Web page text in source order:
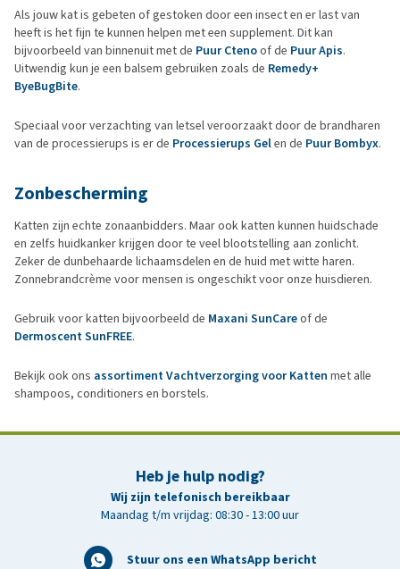
Als jouw kat is gebeten of gestoken door een insect en er last van
heeft is het fijn te kunnen helpen met een supplement. Dit kan
bijvoorbeeld van binnenuit met de Puur Ctenoof de Puur Apis.
Uitwendig kun je een balsem gebruiken zoals de Remedy+
ByeBugBite.
Speciaal voor verzachting van letsel veroorzaakt door de brandharen
van de processierups is er de Processierups Gelen de Puur Bombyx.
Zonbescherming
Katten zijn echte zonaanbidders. Maar ook katten kunnen huidschade
en zelfs huidkanker krijgen door te veel blootstelling aan zonlicht.
Zeker de dunbehaarde lichaamsdelen en de huid met witte haren.
Zonnebrandcrème voor mensen is ongeschikt voor onze huisdieren.
Gebruik voor katten bijvoorbeeld de Maxani SunCareof de
Dermoscent SunFREE.
Bekijk ook ons assortiment Vachtverzorging voor Katten met alle
shampoos, conditioners en borstels.
Heb je hulp nodig?
Wij zijn telefonisch bereikbaar
Maandag t/m vrijdag: 08:30 - 13:00 uur
Stuur ons een WhatsApp bericht